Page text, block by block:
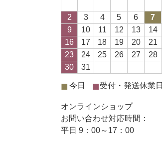
2
3 4 5 6 7
9
10 11 12 13 14
16
17 18 19 20 21
23
24 25 26 27 28
30
31
■ 今日 ■受付・発送休業日
オンラインショップ
お問い合わせ対応時間：
平日 9：00～17：00